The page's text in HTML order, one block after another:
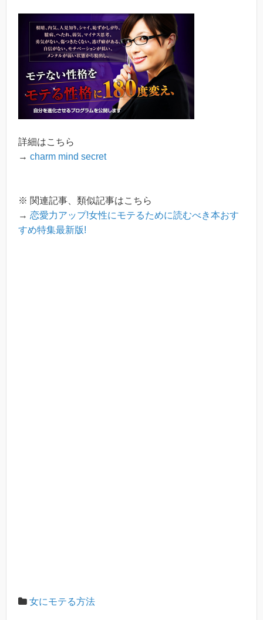
詳細はこちら
→ charm mind secret
※ 関連記事、類似記事はこちら
→ 恋愛力アップ!女性にモテるために読むべき本おす
すめ特集最新版!
女にモテる方法